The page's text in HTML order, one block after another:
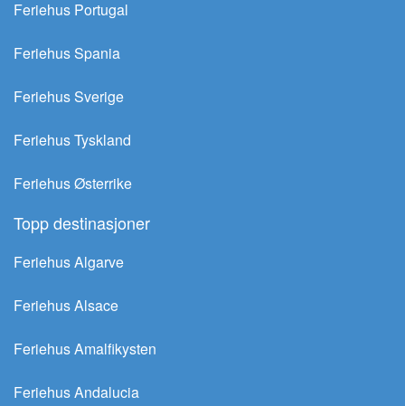
Feriehus Portugal
Feriehus Spania
Feriehus Sverige
Feriehus Tyskland
Feriehus Østerrike
Topp destinasjoner
Feriehus Algarve
Feriehus Alsace
Feriehus Amalfikysten
Feriehus Andalucia